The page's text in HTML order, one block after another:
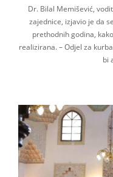
Dr. Bilal Memišević,
zajednice, izjavio je da
prethodnih godina,
realizirana. – Odjel za
bi